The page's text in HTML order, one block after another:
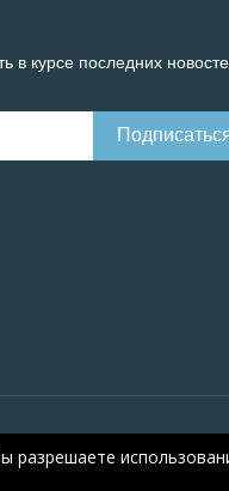
в курсе последних
разрешаете